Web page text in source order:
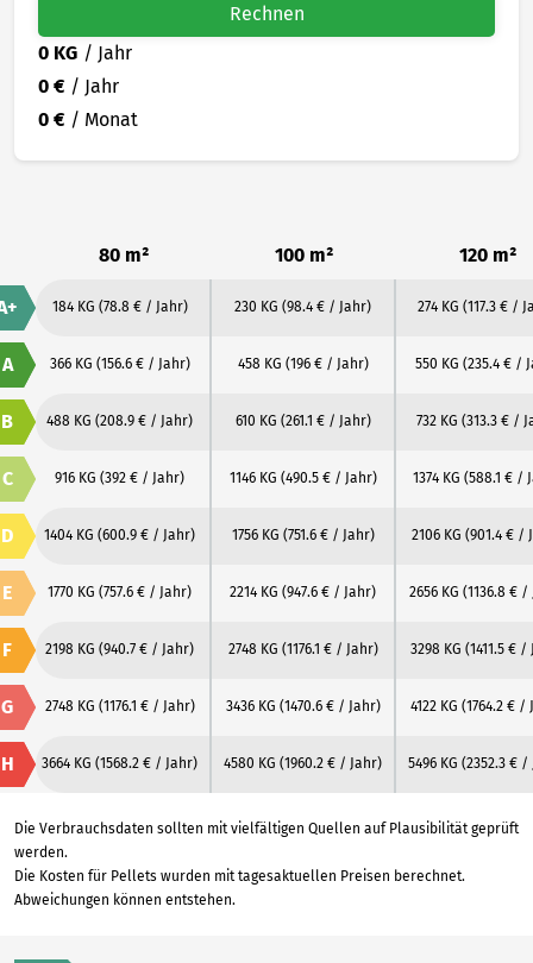
Rechnen
0 KG / Jahr
0 € / Jahr
0 € / Monat
80 m² 100 m² 120 m²
184 KG (78.8 € / Jahr) 230 KG (98.4 € / Jahr) 274 KG (117.3 € /
A 366 KG (156.6 € / Jahr) 458 KG (196 € / Jahr) 550 KG (235.4 € /
B 488 KG (208.9 € / Jahr) 610 KG (261.1 € / Jahr) 732 KG (313.3 € /
C 916 KG (392 € / Jahr) 1146 KG (490.5 € / Jahr) 1374 KG (588.1 € /
D 1404 KG (600.9 € / Jahr) 1756 KG (751.6 € / Jahr) 2106 KG (901.4 € /
E 1770 KG (757.6 € / Jahr) 2214 KG (947.6 € / Jahr) 2656 KG (1136.8 € /
F 2198 KG (940.7 € / Jahr) 2748 KG (1176.1 € / Jahr) 3298 KG (1411.5 € /
G 2748 KG (1176.1 € / Jahr) 3436 KG (1470.6 € / Jahr) 4122 KG (1764.2 € /
H 3664 KG (1568.2 € / Jahr) 4580 KG (1960.2 € / Jahr) 5496 KG (2352.3 € /
Die Verbrauchsdaten sollten mit vielfältigen Quellen auf Plausibilität geprüft
werden.
Die Kosten für Pellets wurden mit tagesaktuellen Preisen berechnet.
Abweichungen können entstehen.